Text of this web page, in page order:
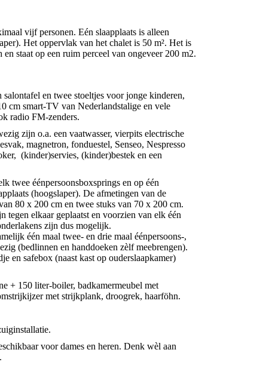
vijf personen. Eén slaapplaats is alleen
Het oppervlak van het chalet is 50 m². Het is
staat op een ruim perceel van ongeveer 200 m2.
en twee stoeltjes voor jonge kinderen,
cm smart-TV van Nederlandstalige en vele
radio FM-zenders.
zijn o.a. een vaatwasser, vierpits electrische
magnetron, fonduestel, Senseo, Nespresso
(kinder)servies, (kinder)bestek en een
twee éénpersoonsboxsprings en op één
(hoogslaper). De afmetingen van de
80 x 200 cm en twee stuks van 70 x 200 cm.
tegen elkaar geplaatst en voorzien van elk één
zijn dus mogelijk.
één maal twee- en drie maal éénpersoons-,
(bedlinnen en handdoeken zèlf meebrengen).
en safebox (naast kast op ouderslaapkamer)
+ 150 liter-boiler, badkamermeubel met
met strijkplank, droogrek, haarföhn.
voor dames en heren. Denk wèl aan